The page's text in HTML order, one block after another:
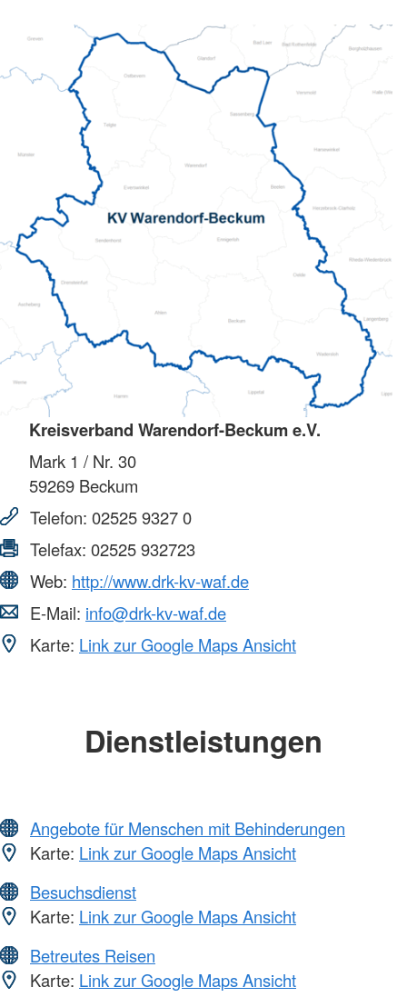
Kreisverband Warendorf-Beckum e.V.
Mark 1 / Nr. 30
59269 Beckum
Telefon: 02525 9327 0
Telefax: 02525 932723
Web: http://www.drk-kv-waf.de
E-Mail: info@drk-kv-waf.de
Karte: Link zur Google Maps Ansicht
Dienstleistungen
Angebote für Menschen mit Behinderungen
Karte: Link zur Google Maps Ansicht
Besuchsdienst
Karte: Link zur Google Maps Ansicht
Betreutes Reisen
Karte: Link zur Google Maps Ansicht